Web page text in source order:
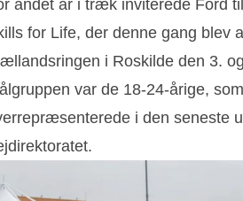
andet år i træk inviterede Ford
for Life, der denne gang blev
i Roskilde den 3.
var de 18-24-årige,
i den seneste